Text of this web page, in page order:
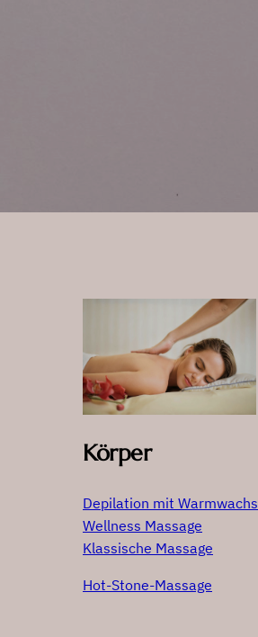
Körper
Depilation mit Warmwachs
Wellness Massage
Klassische Massage
Hot-Stone-Massage